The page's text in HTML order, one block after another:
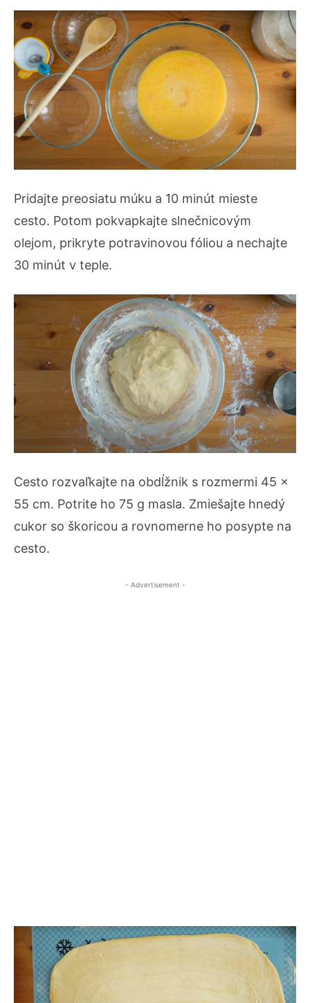
Pridajte preosiatu múku a 10 minút mieste
cesto. Potom pokvapkajte slnečnicovým
olejom, prikryte potravinovou fóliou a nechajte
30 minút v teple.
Cesto rozvaľkajte na obdĺžnik s rozmermi 45 x
55 cm. Potrite ho 75 g masla. Zmiešajte hnedý
cukor so škoricou a rovnomerne ho posypte na
cesto.
- Advertisement -